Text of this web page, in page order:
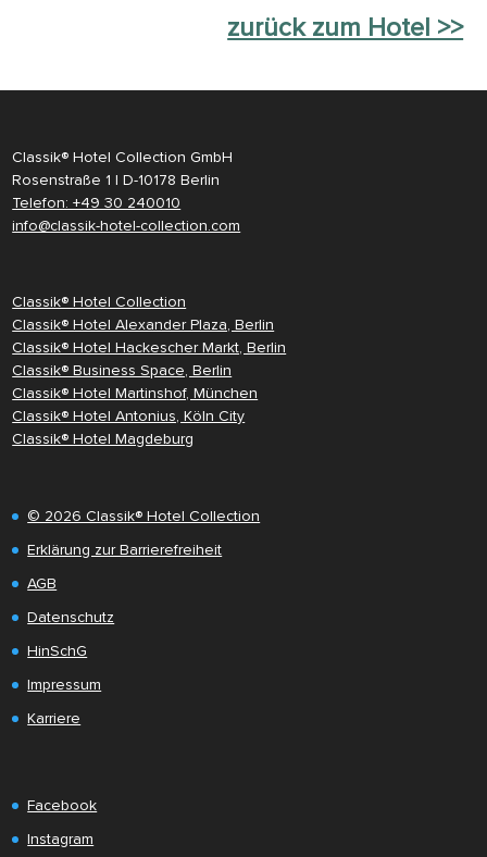
zurück zum Hotel >>
Classik® Hotel Collection GmbH
Rosenstraße 1 | D-10178 Berlin
Telefon: +49 30 240010
info@classik-hotel-collection.com
Classik® Hotel Collection
Classik® Hotel Alexander Plaza, Berlin
Classik® Hotel Hackescher Markt, Berlin
Classik® Business Space, Berlin
Classik® Hotel Martinshof, München
Classik® Hotel Antonius, Köln City
Classik® Hotel Magdeburg
© 2026 Classik® Hotel Collection
Erklärung zur Barrierefreiheit
AGB
Datenschutz
HinSchG
Impressum
Karriere
Facebook
Instagram